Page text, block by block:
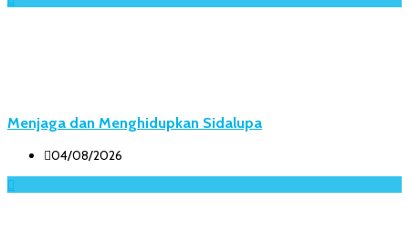
Menjaga dan Menghidupkan Sidalupa
04/08/2026